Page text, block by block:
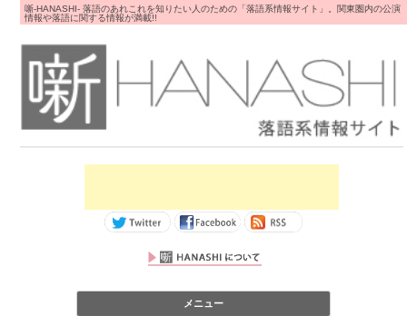
噺-HANASHI- 落語のあれこれを知りたい人のための「落語系情報サイト」。関東圏内の公演
情報や落語に関する情報が満載!!
メニュー